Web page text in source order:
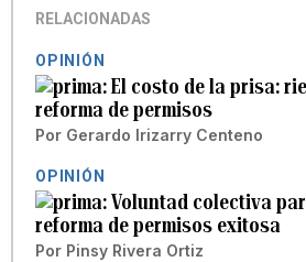
RELACIONADAS
OPINIÓN
El costo de la prisa:
reforma de permisos
Por Gerardo Irizarry Centeno
OPINIÓN
Voluntad colectiva
reforma de permisos exitosa
Por Pinsy Rivera Ortiz